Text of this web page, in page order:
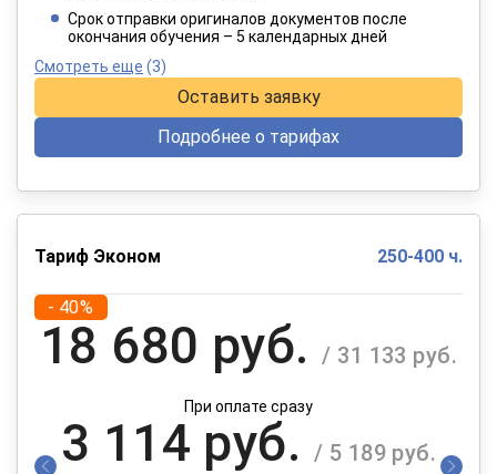
При оплате в рассрочку на 12 месяцев
Срок отправки оригиналов документов после
окончания обучения – 5 календарных дней
Смотреть еще (3)
Оставить заявку
Подробнее о тарифах
Тариф Эконом 250-400 ч.
- 40%
18 680 руб. / 31 133 руб.
При оплате сразу
3 114 руб. / 5 189 руб.